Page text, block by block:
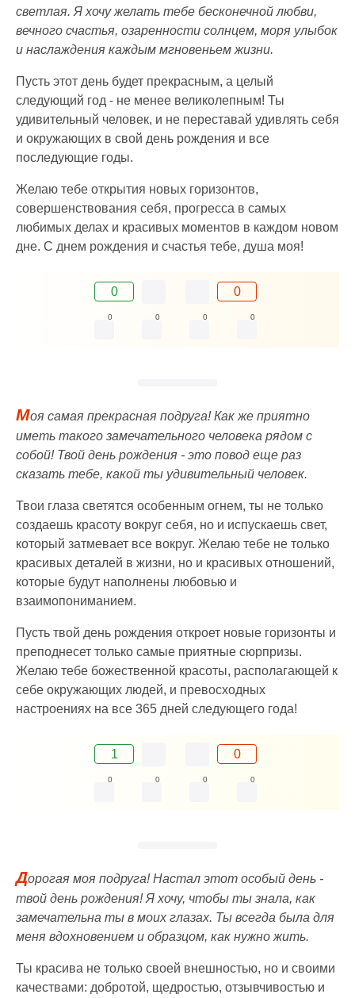
светлая. Я хочу желать тебе бесконечной любви,
вечного счастья, озаренности солнцем, моря улыбок
и наслаждения каждым мгновеньем жизни.
Пусть этот день будет прекрасным, а целый
следующий год - не менее великолепным! Ты
удивительный человек, и не переставай удивлять себя
и окружающих в свой день рождения и все
последующие годы.
Желаю тебе открытия новых горизонтов,
совершенствования себя, прогресса в самых
любимых делах и красивых моментов в каждом новом
дне. С днем рождения и счастья тебе, душа моя!
0 0
0 0 0 0
Моя самая прекрасная подруга! Как же приятно
иметь такого замечательного человека рядом с
собой! Твой день рождения - это повод еще раз
сказать тебе, какой ты удивительный человек.
Твои глаза светятся особенным огнем, ты не только
создаешь красоту вокруг себя, но и испускаешь свет,
который затмевает все вокруг. Желаю тебе не только
красивых деталей в жизни, но и красивых отношений,
которые будут наполнены любовью и
взаимопониманием.
Пусть твой день рождения откроет новые горизонты и
преподнесет только самые приятные сюрпризы.
Желаю тебе божественной красоты, располагающей к
себе окружающих людей, и превосходных
настроениях на все 365 дней следующего года!
1 0
0 0 0 0
Дорогая моя подруга! Настал этот особый день -
твой день рождения! Я хочу, чтобы ты знала, как
замечательна ты в моих глазах. Ты всегда была для
меня вдохновением и образцом, как нужно жить.
Ты красива не только своей внешностью, но и своими
качествами: добротой, щедростью, отзывчивостью и